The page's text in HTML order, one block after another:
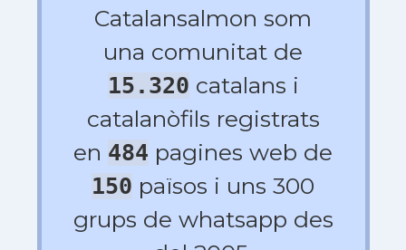
Catalansalmon som
una comunitat de
15.320 catalans i
catalanòfils registrats
en 484 pagines web de
150 països i uns 300
grups de whatsapp des